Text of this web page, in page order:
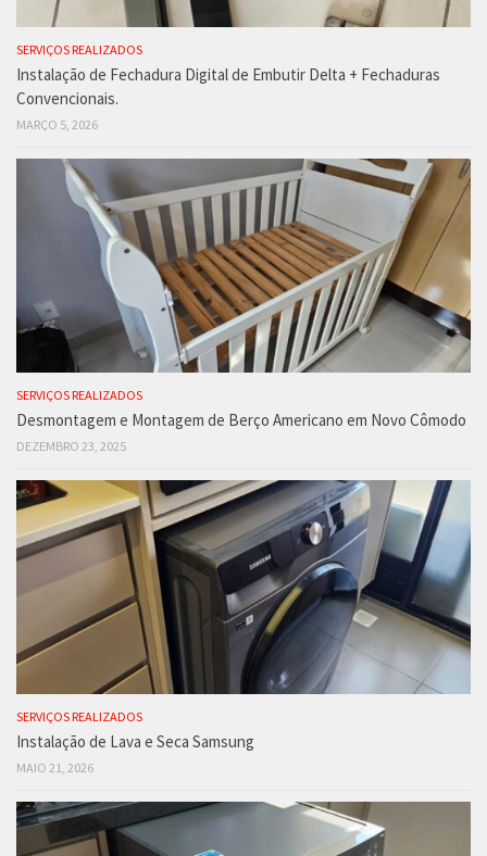
SERVIÇOS REALIZADOS
Instalação de Fechadura Digital de Embutir Delta + Fechaduras
Convencionais.
MARÇO 5, 2026
SERVIÇOS REALIZADOS
Desmontagem e Montagem de Berço Americano em Novo Cômodo
DEZEMBRO 23, 2025
SERVIÇOS REALIZADOS
Instalação de Lava e Seca Samsung
MAIO 21, 2026